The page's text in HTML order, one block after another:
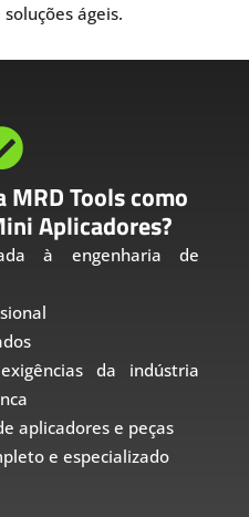
ágeis.
MRD Tools como
Aplicadores?
à engenharia de
da indústria
aplicadores e peças
e especializado